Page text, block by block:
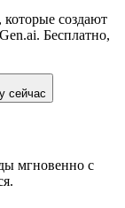
которые создают
Бесплатно,
сейчас
мгновенно с